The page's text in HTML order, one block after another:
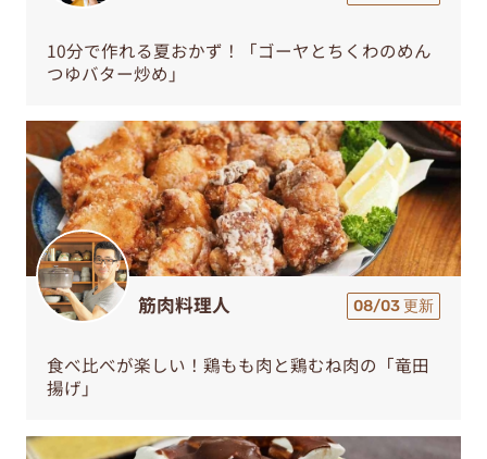
10分で作れる夏おかず！「ゴーヤとちくわのめん
つゆバター炒め」
筋肉料理人 08/03 更新
食べ比べが楽しい！鶏もも肉と鶏むね肉の「竜田
揚げ」